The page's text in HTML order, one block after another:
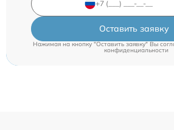
Оставить заявку
Нажимая на кнопку "Оставить заявку" Вы
конфиденциальности